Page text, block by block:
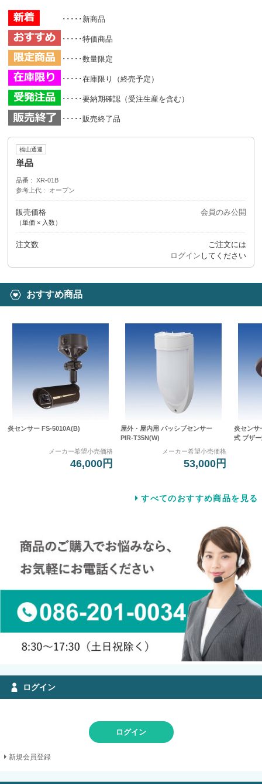
･････新商品
･････特価商品
･････数量限定
･････在庫限り（終売予定）
･････要納期確認（受注生産を含む）
･････販売終了品
福山通運
単品
品番
XR-01B
参考上代
オープン
販売価格
（単価 × 入数）
会員のみ公開
注文数
ご注文には
ログイン してください
おすすめ商品
炎センサー FS-5010A(B)
メーカー希望小売価格
46,000円
屋外・屋内用 パッシブセンサー
PIR-T35N(W)
メーカー希望小売価格
53,000円
炎センサ
式 ブザ
すべてのおすすめ商品を見る
ログイン
ログイン
新規会員登録